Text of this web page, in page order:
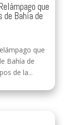
que
Bahía de
que
Bahía de
de la...